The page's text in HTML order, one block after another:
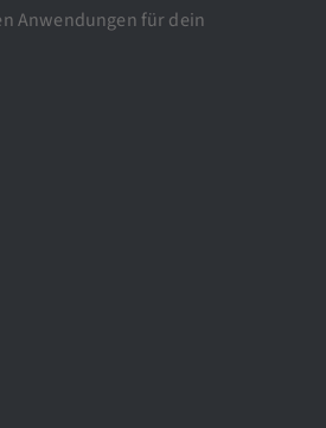
Anwendungen für dein